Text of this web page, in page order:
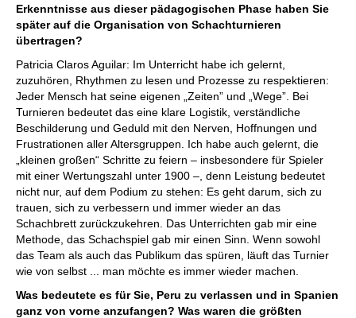
Erkenntnisse aus dieser pädagogischen Phase haben Sie
später auf die Organisation von Schachturnieren
übertragen?
Patricia Claros Aguilar: Im Unterricht habe ich gelernt,
zuzuhören, Rhythmen zu lesen und Prozesse zu respektieren:
Jeder Mensch hat seine eigenen „Zeiten” und „Wege”. Bei
Turnieren bedeutet das eine klare Logistik, verständliche
Beschilderung und Geduld mit den Nerven, Hoffnungen und
Frustrationen aller Altersgruppen. Ich habe auch gelernt, die
„kleinen großen“ Schritte zu feiern – insbesondere für Spieler
mit einer Wertungszahl unter 1900 –, denn Leistung bedeutet
nicht nur, auf dem Podium zu stehen: Es geht darum, sich zu
trauen, sich zu verbessern und immer wieder an das
Schachbrett zurückzukehren. Das Unterrichten gab mir eine
Methode, das Schachspiel gab mir einen Sinn. Wenn sowohl
das Team als auch das Publikum das spüren, läuft das Turnier
wie von selbst ... man möchte es immer wieder machen.
Was bedeutete es für Sie, Peru zu verlassen und in Spanien
ganz von vorne anzufangen? Was waren die größten